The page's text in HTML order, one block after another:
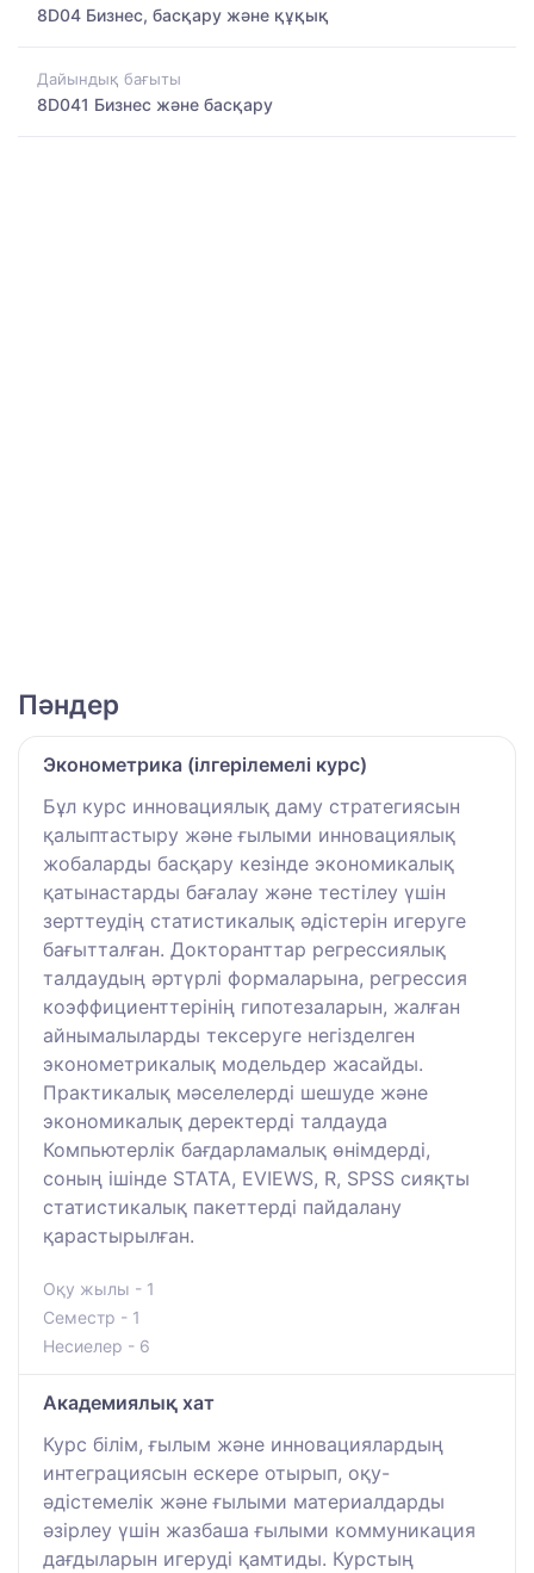
8D04 Бизнес, басқару және құқық
Дайындық бағыты
8D041 Бизнес және басқару
Пәндер
Эконометрика (ілгерілемелі курс)
Бұл курс инновациялық даму стратегиясын
қалыптастыру және ғылыми инновациялық
жобаларды басқару кезінде экономикалық
қатынастарды бағалау және тестілеу үшін
зерттеудің статистикалық әдістерін игеруге
бағытталған. Докторанттар регрессиялық
талдаудың әртүрлі формаларына, регрессия
коэффициенттерінің гипотезаларын, жалған
айнымалыларды тексеруге негізделген
эконометрикалық модельдер жасайды.
Практикалық мәселелерді шешуде және
экономикалық деректерді талдауда
Компьютерлік бағдарламалық өнімдерді,
соның ішінде STATA, EVIEWS, R, SPSS сияқты
статистикалық пакеттерді пайдалану
қарастырылған.
Оқу жылы - 1
Семестр - 1
Несиелер - 6
Академиялық хат
Курс білім, ғылым және инновациялардың
интеграциясын ескере отырып, оқу-
әдістемелік және ғылыми материалдарды
әзірлеу үшін жазбаша ғылыми коммуникация
дағдыларын игеруді қамтиды. Курстың